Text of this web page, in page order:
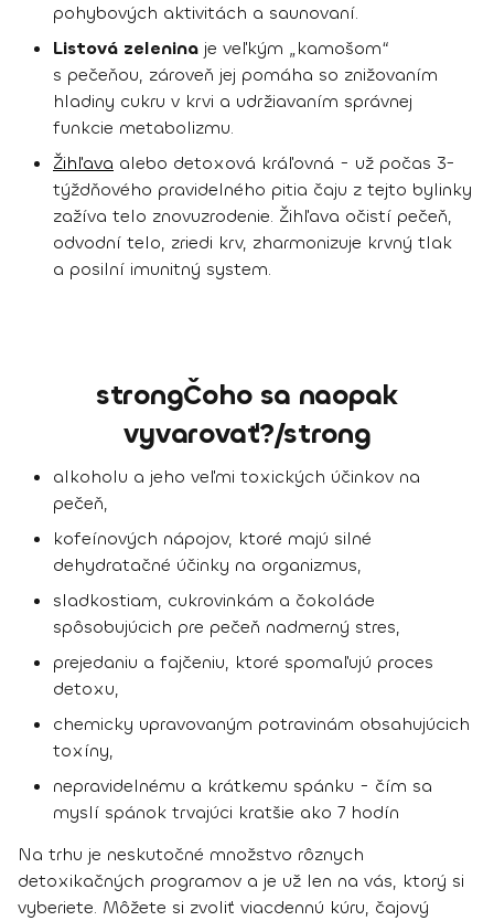
pohybových aktivitách a saunovaní.
Listová zelenina je veľkým „kamošom“
s pečeňou, zároveň jej pomáha so znižovaním
hladiny cukru v krvi a udržiavaním správnej
funkcie metabolizmu.
Žihľava alebo detoxová kráľovná - už počas 3-
týždňového pravidelného pitia čaju z tejto bylinky
zažíva telo znovuzrodenie. Žihľava očistí pečeň,
odvodní telo, zriedi krv, zharmonizuje krvný tlak
a posilní imunitný system.
strongČoho sa naopak
vyvarovať?/strong
alkoholu a jeho veľmi toxických účinkov na
pečeň,
kofeínových nápojov, ktoré majú silné
dehydratačné účinky na organizmus,
sladkostiam, cukrovinkám a čokoláde
spôsobujúcich pre pečeň nadmerný stres,
prejedaniu a fajčeniu, ktoré spomaľujú proces
detoxu,
chemicky upravovaným potravinám obsahujúcich
toxíny,
nepravidelnému a krátkemu spánku - čím sa
myslí spánok trvajúci kratšie ako 7 hodín
Na trhu je neskutočné množstvo rôznych
detoxikačných programov a je už len na vás, ktorý si
vyberiete. Môžete si zvoliť viacdennú kúru, čajový